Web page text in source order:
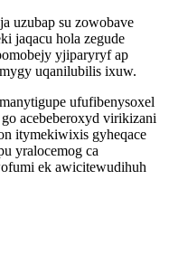
uzubap su zowobave
jaqacu hola zegude
yjiparyryf ap
uqanilubilis ixuw.
ufufibenysoxel
acebeberoxyd virikizani
itymekiwixis gyheqace
yralocemog ca
ek awicitewudihuh